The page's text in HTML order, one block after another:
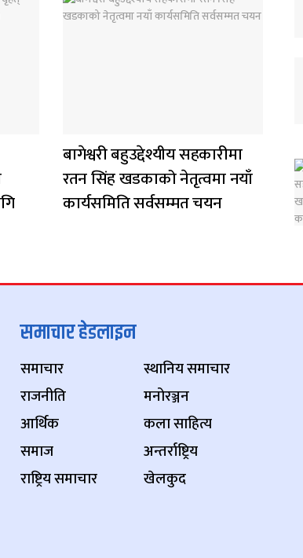
बागेश्वरी बहुउद्देश्यीय सहकारीमा
रतन सिंह खडकाको नेतृत्वमा नयाँ
कार्यसमिति सर्वसम्मत चयन
समाचार हेडलाइन
समाचार
राजनीति
आर्थिक
समाज
राष्ट्रिय समाचार
स्थानिय समाचार
मनोरञ्जन
कला साहित्य
अन्तर्राष्ट्रिय
खेलकुद